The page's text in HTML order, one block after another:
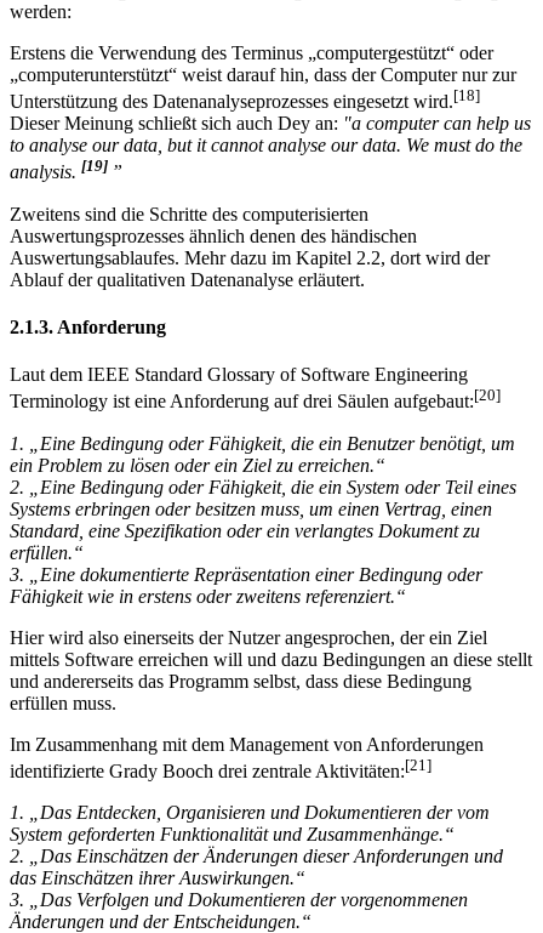
Aus dieser Begrifflichkeit können folgende Rückschlüsse gezogen
Erstens die Verwendung des Terminus „computergestützt“ oder
„computerunterstützt“ weist darauf hin, dass der Computer nur zur
Unterstützung des Datenanalyseprozesses eingesetzt wird.[18]
Dieser Meinung schließt sich auch Dey an:"a computer can help us
to analyse our data, but it cannot analyse our data. We must do the
Zweitens sind die Schritte des computerisierten
Auswertungsprozesses ähnlich denen des händischen
Auswertungsablaufes. Mehr dazu im Kapitel 2.2, dort wird der
Laut dem IEEE Standard Glossary of Software Engineering
1. „Eine Bedingung oder Fähigkeit, die ein Benutzer benötigt, um
ein Problem zu lösen oder ein Ziel zu erreichen.“
2. „Eine Bedingung oder Fähigkeit, die ein System oder Teil eines
Systems erbringen oder besitzen muss, um einen Vertrag, einen
Standard, eine Spezifikation oder ein verlangtes Dokument zu
erfüllen.“
3. „Eine dokumentierte Repräsentation einer Bedingung oder
Hier wird also einerseits der Nutzer angesprochen, der ein Ziel
mittels Software erreichen will und dazu Bedingungen an diese stellt
und andererseits das Programm selbst, dass diese Bedingung
Im Zusammenhang mit dem Management von Anforderungen
1. „Das Entdecken, Organisieren und Dokumentieren der vom
System geforderten Funktionalität und Zusammenhänge.“
2. „Das Einschätzen der Änderungen dieser Anforderungen und
das Einschätzen ihrer Auswirkungen.“
3. „Das Verfolgen und Dokumentieren der vorgenommenen